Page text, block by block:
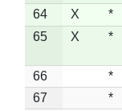
64
X *
65
X *
66 *
67
*